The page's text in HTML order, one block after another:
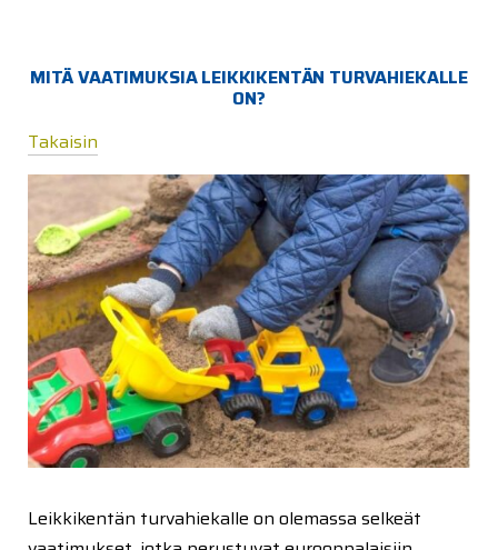
MITÄ VAATIMUKSIA LEIKKIKENTÄN TURVAHIEKALLE
ON?
Takaisin
Leikkikentän turvahiekalle on olemassa selkeät